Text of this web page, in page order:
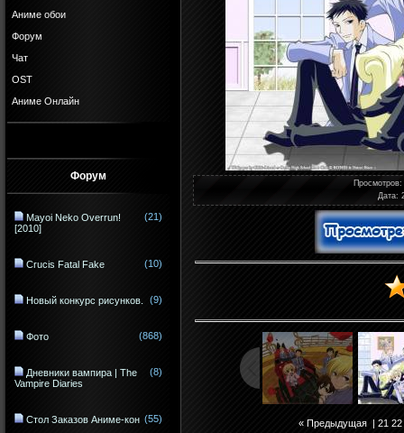
Аниме обои
Форум
Чат
OST
Аниме Онлайн
Форум
Mayoi Neko Overrun!
[2010]
(21)
Crucis Fatal Fake (10)
Новый конкурс рисунков. (9)
Фото (868)
Дневники вампира | The
Vampire Diaries
(8)
Стол Заказов Аниме-кон (55)
Просмотров:
Дата:
« Предыдущая | 21 22